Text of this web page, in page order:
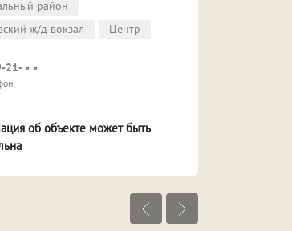
район
ж/д вокзал
Центр
21- • •
об объекте может быть
объекты рядом